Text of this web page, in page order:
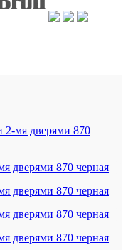
2-мя дверями 870